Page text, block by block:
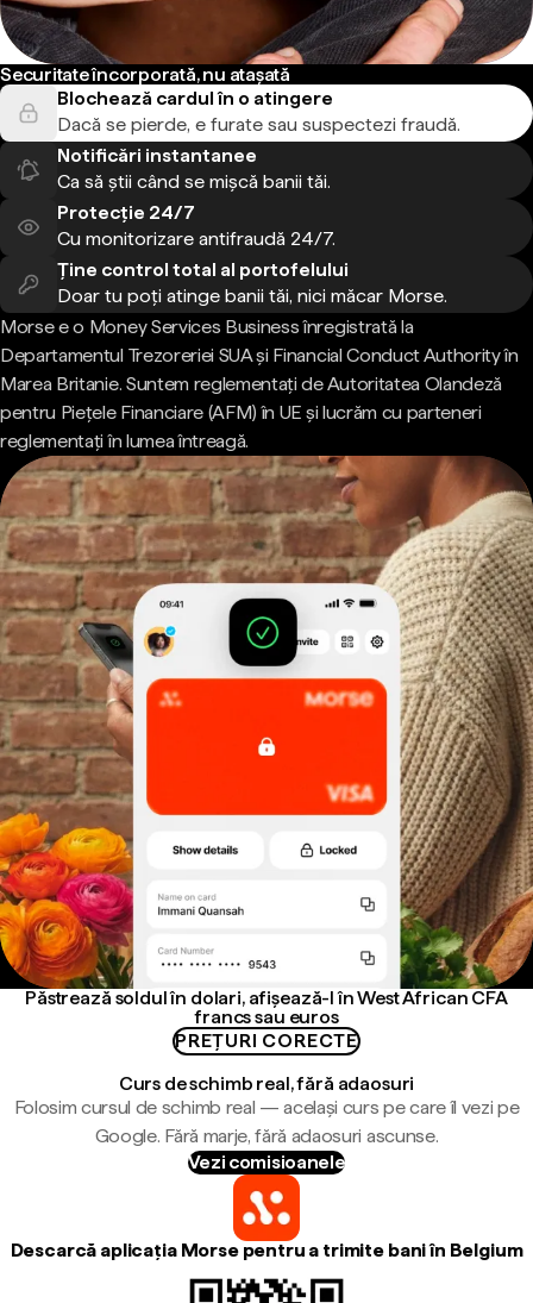
Securitate încorporată, nu atașată
Blochează cardul în o atingere
Dacă se pierde, e furate sau suspectezi fraudă.
Notificări instantanee
Ca să știi când se mișcă banii tăi.
Protecție 24/7
Cu monitorizare antifraudă 24/7.
Ține control total al portofelului
Doar tu poți atinge banii tăi, nici măcar Morse.
Morse e o Money Services Business înregistrată la
Departamentul Trezoreriei SUA și Financial Conduct Authority în
Marea Britanie. Suntem reglementați de Autoritatea Olandeză
pentru Piețele Financiare (AFM) în UE și lucrăm cu parteneri
reglementați în lumea întreagă.
Păstrează soldul în dolari, afișează-l în West African CFA
francs sau euros
PREȚURI CORECTE
Curs de schimb real, fără adaosuri
Folosim cursul de schimb real — același curs pe care îl vezi pe
Google. Fără marje, fără adaosuri ascunse.
Vezi comisioanele
Descarcă aplicația Morse pentru a trimite bani în Belgium